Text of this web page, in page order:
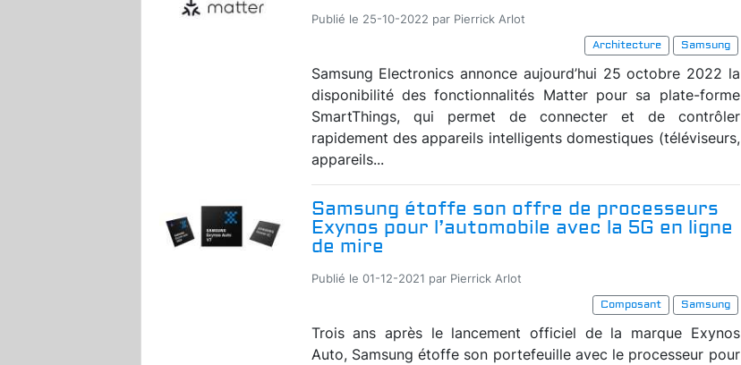
Publié le 25-10-2022 par Pierrick Arlot
Architecture
Samsung
Samsung Electronics annonce aujourd’hui 25 octobre 2022 la
disponibilité des fonctionnalités Matter pour sa plate-forme
SmartThings, qui permet de connecter et de contrôler
rapidement des appareils intelligents domestiques (téléviseurs,
appareils...
Samsung étoffe son offre de processeurs
Exynos pour l’automobile avec la 5G en ligne
de mire
Publié le 01-12-2021 par Pierrick Arlot
Composant
Samsung
Trois ans après le lancement officiel de la marque Exynos
Auto, Samsung étoffe son portefeuille avec le processeur pour